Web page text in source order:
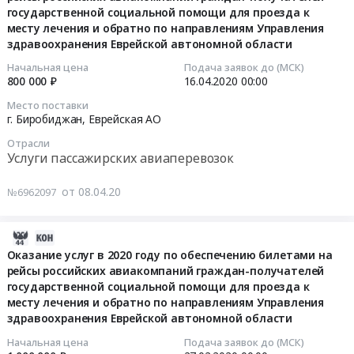
государственной социальной помощи для проезда к
месту лечения и обратно по направлениям Управления
здравоохранения Еврейской автономной области
Начальная цена
800 000 ₽
Подача заявок до (МСК)
16.04.2020 00:00
Место поставки
г. Биробиджан, Еврейская АО
Отрасли
Услуги пассажирских авиаперевозок
№6962097 от 08.04.20
Оказание услуг в 2020 году по обеспечению билетами на
рейсы российских авиакомпаний граждан-получателей
государственной социальной помощи для проезда к
месту лечения и обратно по направлениям Управления
здравоохранения Еврейской автономной области
Начальная цена Подача заявок до (МСК)